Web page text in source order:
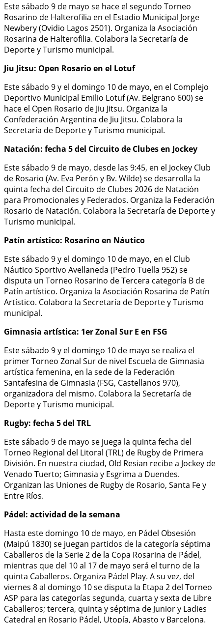
Este sábado 9 de mayo se hace el segundo Torneo
Rosarino de Halterofilia en el Estadio Municipal Jorge
Newbery (Ovidio Lagos 2501). Organiza la Asociación
Rosarina de Halterofilia. Colabora la Secretaría de
Deporte y Turismo municipal.
Jiu Jitsu: Open Rosario en el Lotuf
Este sábado 9 y el domingo 10 de mayo, en el Complejo
Deportivo Municipal Emilio Lotuf (Av. Belgrano 600) se
hace el Open Rosario de Jiu Jitsu. Organiza la
Confederación Argentina de Jiu Jitsu. Colabora la
Secretaría de Deporte y Turismo municipal.
Natación: fecha 5 del Circuito de Clubes en Jockey
Este sábado 9 de mayo, desde las 9:45, en el Jockey Club
de Rosario (Av. Eva Perón y Bv. Wilde) se desarrolla la
quinta fecha del Circuito de Clubes 2026 de Natación
para Promocionales y Federados. Organiza la Federación
Rosario de Natación. Colabora la Secretaría de Deporte y
Turismo municipal.
Patín artístico: Rosarino en Náutico
Este sábado 9 y el domingo 10 de mayo, en el Club
Náutico Sportivo Avellaneda (Pedro Tuella 952) se
disputa un Torneo Rosarino de Tercera categoría B de
Patín artístico. Organiza la Asociación Rosarina de Patín
Artístico. Colabora la Secretaría de Deporte y Turismo
municipal.
Gimnasia artística: 1er Zonal Sur E en FSG
Este sábado 9 y el domingo 10 de mayo se realiza el
primer Torneo Zonal Sur de nivel Escuela de Gimnasia
artística femenina, en la sede de la Federación
Santafesina de Gimnasia (FSG, Castellanos 970),
organizadora del mismo. Colabora la Secretaría de
Deporte y Turismo municipal.
Rugby: fecha 5 del TRL
Este sábado 9 de mayo se juega la quinta fecha del
Torneo Regional del Litoral (TRL) de Rugby de Primera
División. En nuestra ciudad, Old Resian recibe a Jockey de
Venado Tuerto; Gimnasia y Esgrima a Duendes.
Organizan las Uniones de Rugby de Rosario, Santa Fe y
Entre Ríos.
Pádel: actividad de la semana
Hasta este domingo 10 de mayo, en Pádel Obsesión
(Maipú 1830) se juegan partidos de la categoría séptima
Caballeros de la Serie 2 de la Copa Rosarina de Pádel,
mientras que del 10 al 17 de mayo será el turno de la
quinta Caballeros. Organiza Pádel Play. A su vez, del
viernes 8 al domingo 10 se disputa la Etapa 2 del Torneo
ASP para las categorías segunda, cuarta y sexta de Libre
Caballeros; tercera, quinta y séptima de Junior y Ladies
Catedral en Rosario Pádel, Utopía, Abasto y Barcelona.